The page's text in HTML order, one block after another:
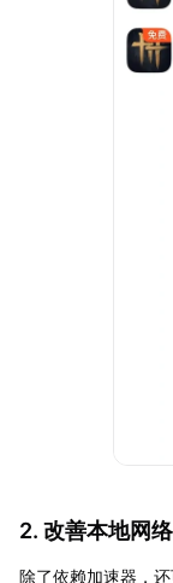
2. 改善本地网
除了依赖加速器，